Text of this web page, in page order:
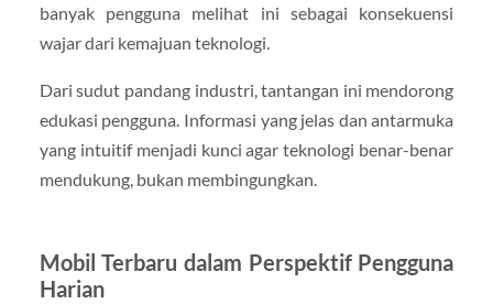
banyak pengguna melihat ini sebagai konsekuensi
wajar dari kemajuan teknologi.
Dari sudut pandang industri, tantangan ini mendorong
edukasi pengguna. Informasi yang jelas dan antarmuka
yang intuitif menjadi kunci agar teknologi benar-benar
mendukung, bukan membingungkan.
Mobil Terbaru dalam Perspektif Pengguna
Harian